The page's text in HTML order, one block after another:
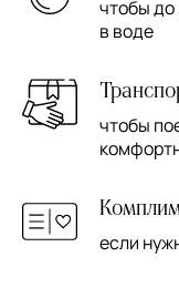
чтобы до
в воде
чтобы
если